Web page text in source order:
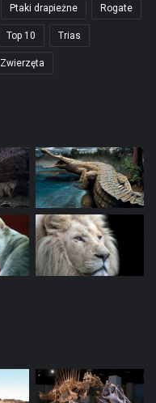
Ptaki drapieżne Rogate
Top 10 Trias
Zwierzęta